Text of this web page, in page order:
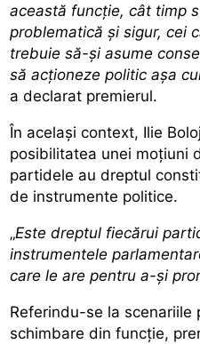
această funcţie, cât timp
problematică şi sigur, cei
trebuie să-şi asume
să acţioneze politic aşa
a declarat premierul.
În același context, Ilie
posibilitatea unei moțiuni
partidele au dreptul
de instrumente politice.
„Este dreptul fiecărui
instrumentele
care le are pentru a-şi
Referindu-se la scenariile
schimbare din funcție,